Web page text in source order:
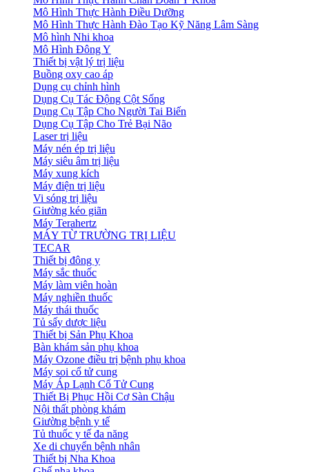
Mô Hình Thực Hành Điều Dưỡng
Mô Hình Thực Hành Đào Tạo Kỹ Năng Lâm Sàng
Mô hình Nhi khoa
Mô Hình Đông Y
Thiết bị vật lý trị liệu
Buồng oxy cao áp
Dụng cụ chỉnh hình
Dụng Cụ Tác Động Cột Sống
Dụng Cụ Tập Cho Người Tai Biến
Dụng Cụ Tập Cho Trẻ Bại Não
Laser trị liệu
Máy nén ép trị liệu
Máy siêu âm trị liệu
Máy xung kích
Máy điện trị liệu
Vi sóng trị liệu
Giường kéo giãn
Máy Terahertz
MÁY TỪ TRƯỜNG TRỊ LIỆU
TECAR
Thiết bị đông y
Máy sắc thuốc
Máy làm viên hoàn
Máy nghiền thuốc
Máy thái thuốc
Tủ sấy dược liệu
Thiết bị Sản Phụ Khoa
Bàn khám sản phụ khoa
Máy Ozone điều trị bệnh phụ khoa
Máy soi cổ tử cung
Máy Áp Lạnh Cổ Tử Cung
Thiết Bị Phục Hồi Cơ Sàn Chậu
Nội thất phòng khám
Giường bệnh y tế
Tủ thuốc y tế đa năng
Xe di chuyển bệnh nhân
Thiết bị Nha Khoa